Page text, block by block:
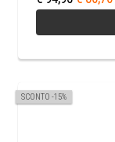
SCONTO -15%